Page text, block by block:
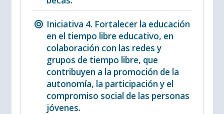
Iniciativa 4. Fortalecer la educación
en el tiempo libre educativo, en
colaboración con las redes y
grupos de tiempo libre, que
contribuyen a la promoción de la
autonomía, la participación y el
compromiso social de las personas
jóvenes.